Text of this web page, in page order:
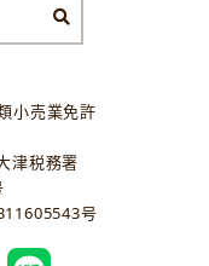
小売業免許
津税務署
号